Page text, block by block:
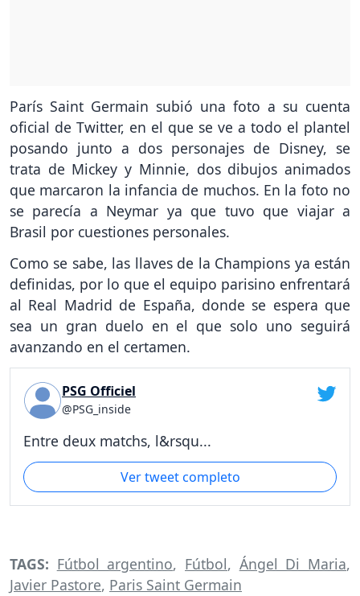
París Saint Germain subió una foto a su cuenta
oficial de Twitter, en el que se ve a todo el plantel
posando junto a dos personajes de Disney, se
trata de Mickey y Minnie, dos dibujos animados
que marcaron la infancia de muchos. En la foto no
se parecía a Neymar ya que tuvo que viajar a
Brasil por cuestiones personales.
Como se sabe, las llaves de la Champions ya están
definidas, por lo que el equipo parisino enfrentará
al Real Madrid de España, donde se espera que
sea un gran duelo en el que solo uno seguirá
avanzando en el certamen.
PSG Officiel
@PSG_inside
Entre deux matchs, l&rsqu...
Ver tweet completo
TAGS: Fútbol argentino, Fútbol, Ángel Di Maria,
Javier Pastore, Paris Saint Germain